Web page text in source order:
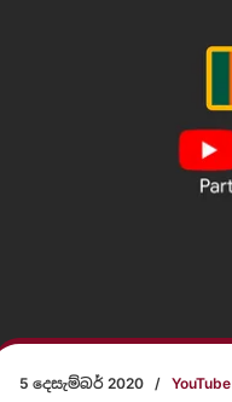
5 දෙසැම්බර් 2020 / YouTube